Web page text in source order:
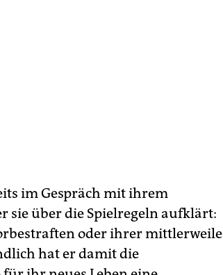
im Gespräch mit ihrem
sie über die Spielregeln aufklärt:
oder ihrer mittlerweile
hat er damit die